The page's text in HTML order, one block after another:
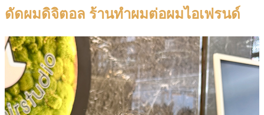
ดัดผมดิจิตอล ร้านทำผมต่อผมไอเฟรนด์